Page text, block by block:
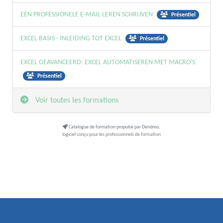
EEN PROFESSIONELE E-MAIL LEREN SCHRIJVEN Présentiel
EXCEL BASIS - INLEIDING TOT EXCEL Présentiel
EXCEL GEAVANCEERD: EXCEL AUTOMATISEREN MET MACRO'S
Présentiel
Voir toutes les formations
Catalogue de formation propulsé par Dendreo,
logiciel conçu pour les professionnels de formation